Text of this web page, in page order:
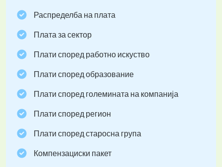
Распределба на плата
Плата за сектор
Плати според работно искуство
Плати според образование
Плати според големината на компанија
Плати според регион
Плати според старосна група
Компензациски пакет